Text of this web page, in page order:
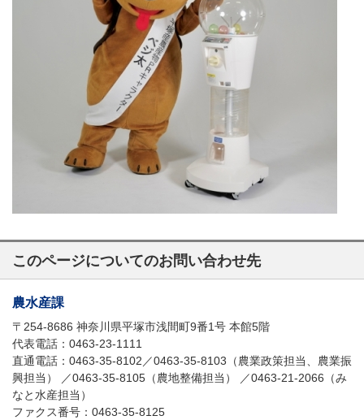
このページについてのお問い合わせ先
農水産課
〒254-8686 神奈川県平塚市浅間町9番1号 本館5階
代表電話：0463-23-1111
直通電話：0463-35-8102／0463-35-8103（農業政策担当、農業振
興担当） ／0463-35-8105（農地整備担当） ／0463-21-2066（み
なと水産担当）
ファクス番号：0463-35-8125